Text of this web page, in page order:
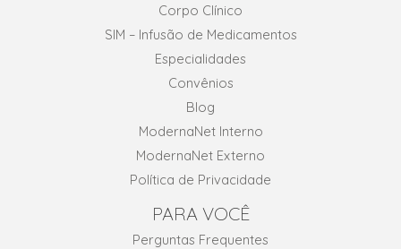
Corpo Clínico
SIM – Infusão de Medicamentos
Especialidades
Convênios
Blog
ModernaNet Interno
ModernaNet Externo
Política de Privacidade
PARA VOCÊ
Perguntas Frequentes